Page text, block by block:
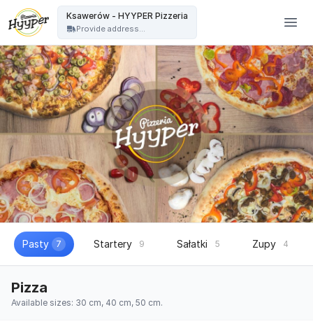
Ksawerów - HYYPER Pizzeria
Provide address...
Pasty 7 Startery 9 Sałatki 5 Zupy 4
Pizza
Available sizes: 30 cm, 40 cm, 50 cm.